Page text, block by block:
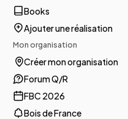
Books
Ajouter une réalisation
Mon organisation
Créer mon organisation
Forum Q/R
FBC 2026
Bois de France